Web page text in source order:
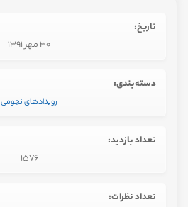
تاریخ:
30 مهر 1391
دسته‌بندی:
رویدادهای نجومی
تعداد بازدید:
1576
تعداد نظرات: